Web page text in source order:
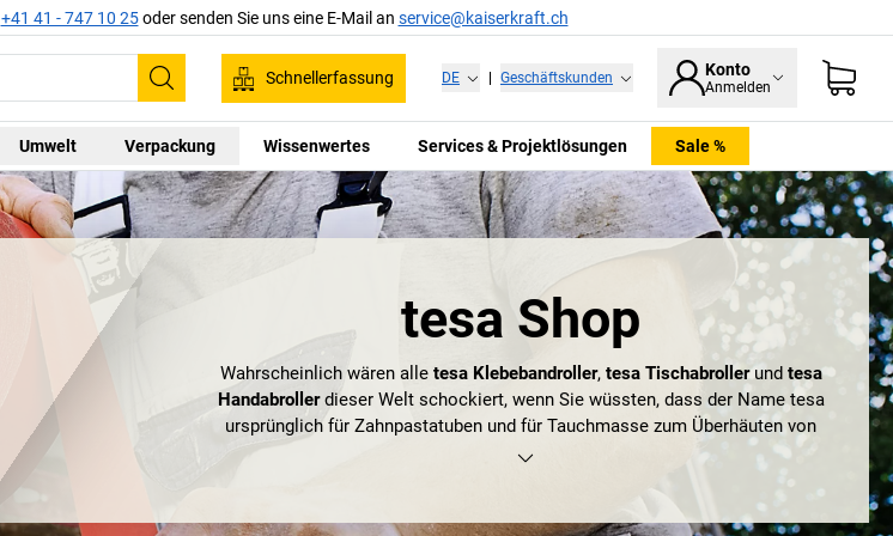
+41 41 - 747 10 25oder senden Sie uns eine E-Mail an service@kaiserkraft.ch
Suchen
Schnellerfassung DE Geschäftskunden Konto
Anmelden
Umwelt Verpackung Wissenwertes Services & Projektlösungen Sale %
tesa Shop
Wahrscheinlich wären alle tesa Klebebandroller, tesa Tischabrollerund tesa
Handabrollerdieser Welt schockiert, wenn Sie wüssten, dass der Name tesa
ursprünglich für Zahnpastatuben und für Tauchmasse zum Überhäuten von
Wurstwaren verwendet wurde. Kreiert wurde der Begriff bereits im Jahr 1906
Raten Sie mal, wie sie auf das Kunstwort tesa kam?